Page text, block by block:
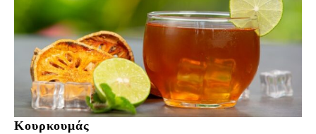
Κουρκουμάς